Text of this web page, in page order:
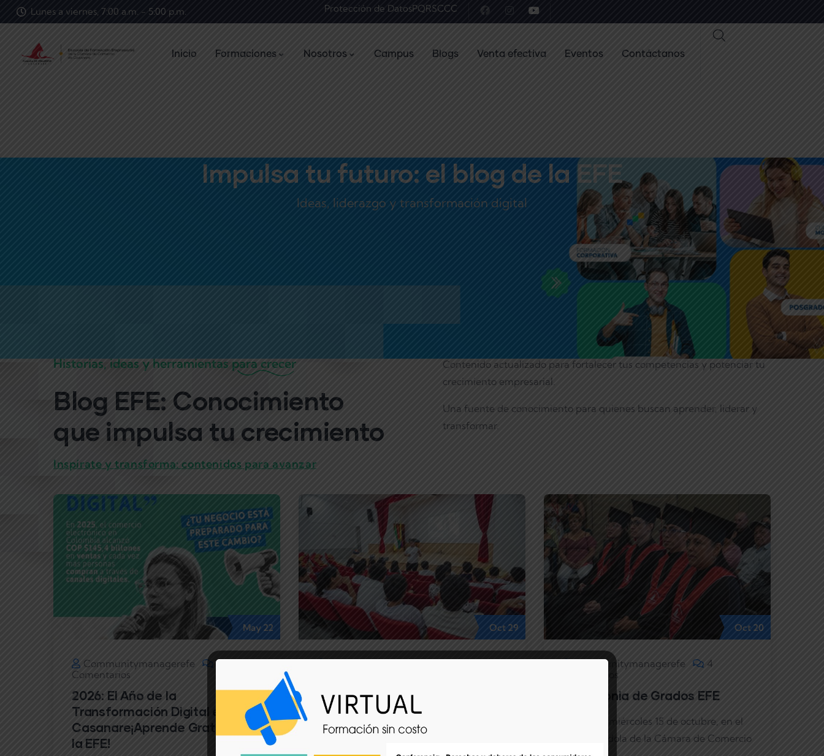
Lunes a viernes, 7:00 a.m. - 5:00 p.m. Protección de DatosPQRSCCC
Inicio Formaciones Nosotros Campus Blogs Venta efectiva Eventos Contáctanos
Impulsa tu futuro: el blog de la EFE
Ideas, liderazgo y transformación digital
Historias, ideas y herramientas para crecer
Blog EFE: Conocimiento
que impulsa tu crecimiento
Inspírate y transforma: contenidos para avanzar
Contenido actualizado para fortalecer tus competencias y potenciar tu
crecimiento empresarial.
Una fuente de conocimiento para quienes buscan aprender, liderar y
transformar.
May 22
Communitymanagerefe
0
Comentarios
2026: El Año de la
Transformación Digital en
Casanare¡Aprende Gratis con
la EFE!
Oct 29
Communitymanagerefe
1
Más de 15 municipios
fortalecen sus negocios con el
programa “Publica, Conecta y
Oct 20
Communitymanagerefe
4
comentarios
Ceremonia de Grados EFE
El pasado miércoles 15 de octubre, en el
Salón Bandola de la Cámara de Comercio